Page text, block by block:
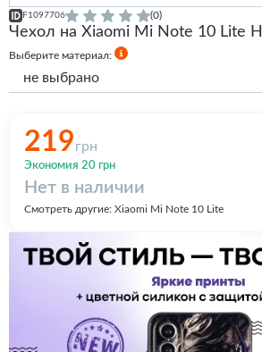
F1097706 (0)
Чехол на Xiaomi Mi Note 10 Lite
Выберите материал:
не выбрано
219грн
Экономия 20 грн
Нет в наличии
Смотреть другие: Xiaomi Mi Note 10 Lite